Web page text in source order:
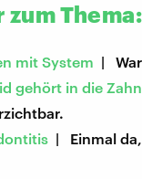
zum Thema:
mit System |
gehört in die
| Einmal